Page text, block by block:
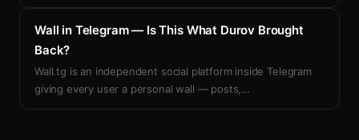
Wall in Telegram — Is This What Durov Brought
Back?
Wall.tg is an independent social platform inside Telegram
giving every user a personal wall — posts, …